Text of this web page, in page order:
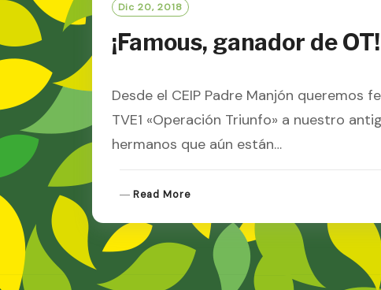
Dic 20, 2018
¡Famous, ganador de OT!
Desde el CEIP Padre Manjón
TVE1 «Operación Triunfo» a nuestro
hermanos que aún están…
Read MoreR
A
D
M